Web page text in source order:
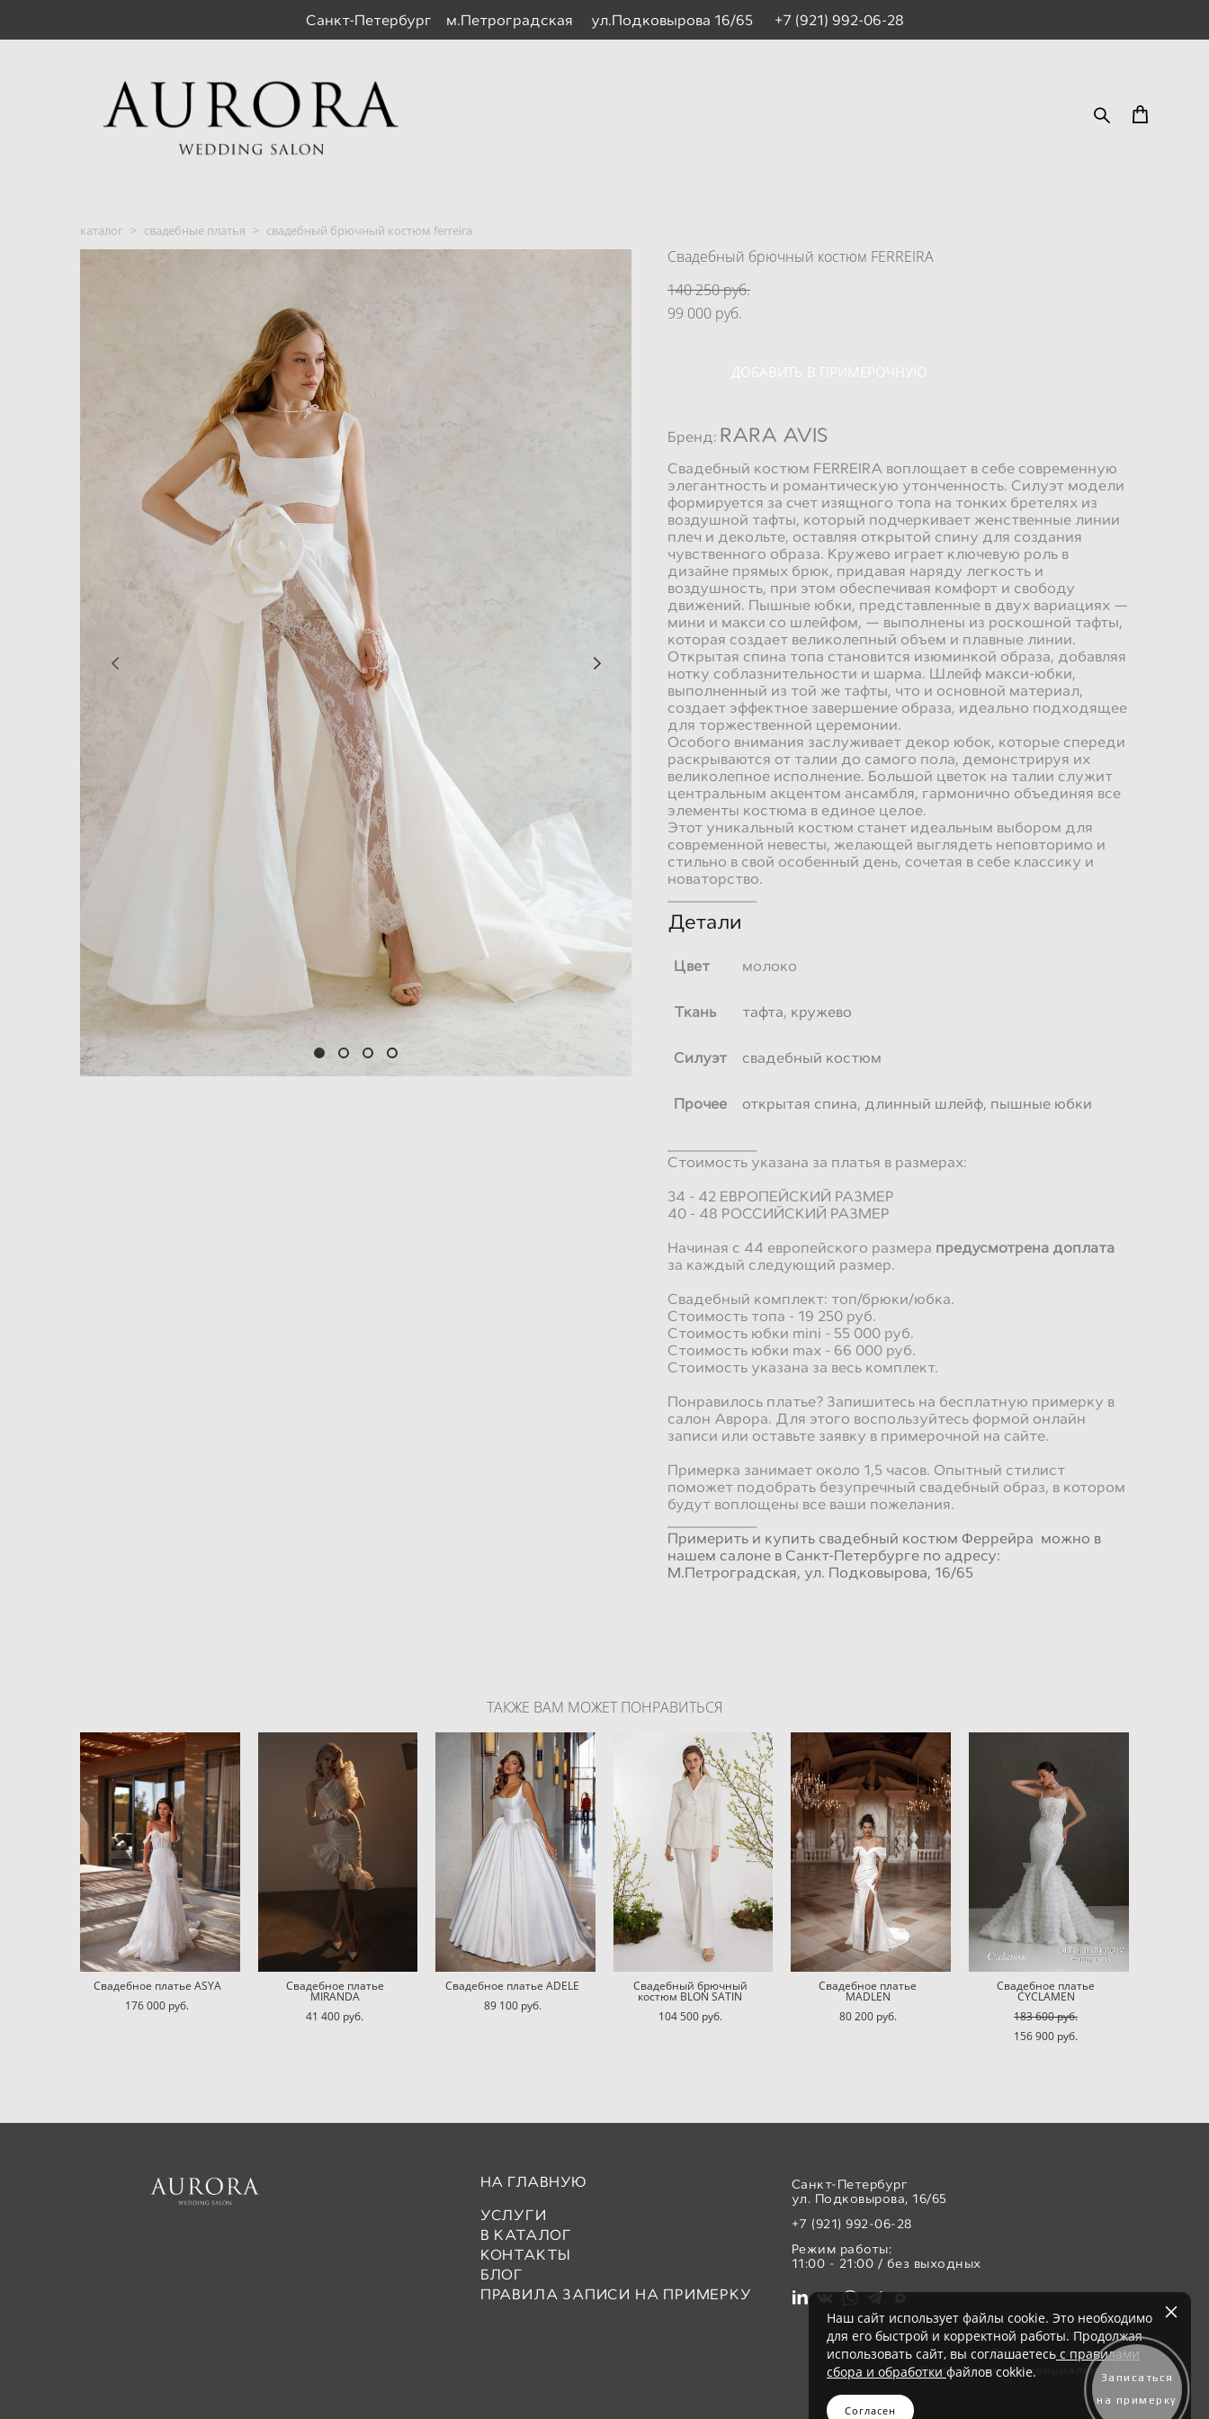
Санкт-Петербург м.Петроградская ул.Подковырова 16/65 +7 (921) 992-06-28
каталог > свадебные платья > свадебный брючный костюм ferreira
Свадебный брючный костюм FERREIRA
140 250 pуб.
99 000 pуб.
ДОБАВИТЬ В ПРИМЕРОЧНУЮ
Бренд: RARA AVIS
Свадебный костюм FERREIRA воплощает в себе современную
элегантность и романтическую утонченность. Силуэт модели
формируется за счет изящного топа на тонких бретелях из
воздушной тафты, который подчеркивает женственные линии
плеч и декольте, оставляя открытой спину для создания
чувственного образа. Кружево играет ключевую роль в
дизайне прямых брюк, придавая наряду легкость и
воздушность, при этом обеспечивая комфорт и свободу
движений. Пышные юбки, представленные в двух вариациях —
мини и макси со шлейфом, — выполнены из роскошной тафты,
которая создает великолепный объем и плавные линии.
Открытая спина топа становится изюминкой образа, добавляя
нотку соблазнительности и шарма. Шлейф макси-юбки,
выполненный из той же тафты, что и основной материал,
создает эффектное завершение образа, идеально подходящее
для торжественной церемонии.
Особого внимания заслуживает декор юбок, которые спереди
раскрываются от талии до самого пола, демонстрируя их
великолепное исполнение. Большой цветок на талии служит
центральным акцентом ансамбля, гармонично объединяя все
элементы костюма в единое целое.
Этот уникальный костюм станет идеальным выбором для
современной невесты, желающей выглядеть неповторимо и
стильно в свой особенный день, сочетая в себе классику и
новаторство.
___________
Детали
Цвет молоко
Ткань тафта, кружево
Силуэт свадебный костюм
Прочее открытая спина, длинный шлейф, пышные юбки
___________
Стоимость указана за платья в размерах:
34 - 42 ЕВРОПЕЙСКИЙ РАЗМЕР
40 - 48 РОССИЙСКИЙ РАЗМЕР
Начиная с 44 европейского размера предусмотрена доплата
за каждый следующий размер.
Свадебный комплект: топ/брюки/юбка.
Стоимость топа - 19 250 руб.
Стоимость юбки mini - 55 000 руб.
Стоимость юбки max - 66 000 руб.
Стоимость указана за весь комплект.
Понравилось платье? Запишитесь на бесплатную примерку в
салон Аврора. Для этого воспользуйтесь формой онлайн
записи или оставьте заявку в примерочной на сайте.
Примерка занимает около 1,5 часов. Опытный стилист
поможет подобрать безупречный свадебный образ, в котором
будут воплощены все ваши пожелания.
___________
Примерить и купить свадебный костюм Феррейра можно в
нашем салоне в Санкт-Петербурге по адресу:
М.Петроградская, ул. Подковырова, 16/65
ТАКЖЕ ВАМ МОЖЕТ ПОНРАВИТЬСЯ
Свадебное платье ASYA
176 000 pуб.
Свадебное платье
MIRANDA
41 400 pуб.
Свадебное платье ADELE
89 100 pуб.
Свадебный брючный
костюм BLON SATIN
104 500 pуб.
Свадебное платье
MADLEN
80 200 pуб.
Свадебное платье
CYCLAMEN
183 600 pуб.
156 900 pуб.
НА ГЛАВНУЮ
УСЛУГИ
В КАТАЛОГ
КОНТАКТЫ
БЛОГ
ПРАВИЛА ЗАПИСИ НА ПРИМЕРКУ
Санкт-Петербург
ул. Подковырова, 16/65
+7 (921) 992-06-28
Режим работы:
11:00 - 21:00 / без выходных
Свадебный салон «Аврора» © 2017-2026
Все права защищены
Политика конфиденциальности
Наш сайт использует файлы cookie. Это необходимо
для его быстрой и корректной работы. Продолжая
использовать сайт, вы соглашаетесь с правилами
сбора и обработки файлов cokkie.
Согласен
Записаться
на примерку